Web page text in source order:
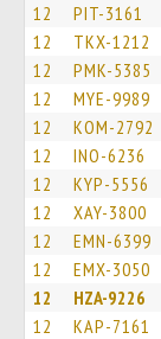
12 PIT-3161
12 TKX-1212
12 PMK-5385
12 MYE-9989
12 KOM-2792
12 INO-6236
12 KYP-5556
12 XAY-3800
12 EMN-6399
12 EMX-3050
12 HZA-9226
12 KAP-7161